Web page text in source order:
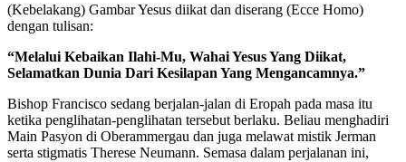
(Kebelakang) Gambar Yesus diikat dan diserang (Ecce Homo)
dengan tulisan:
“Melalui Kebaikan Ilahi-Mu, Wahai Yesus Yang Diikat,
Selamatkan Dunia Dari Kesilapan Yang Mengancamnya.”
Bishop Francisco sedang berjalan-jalan di Eropah pada masa itu
ketika penglihatan-penglihatan tersebut berlaku. Beliau menghadiri
Main Pasyon di Oberammergau dan juga melawat mistik Jerman
serta stigmatis Therese Neumann. Semasa dalam perjalanan ini,